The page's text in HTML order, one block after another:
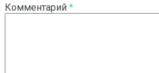
Комментарий *